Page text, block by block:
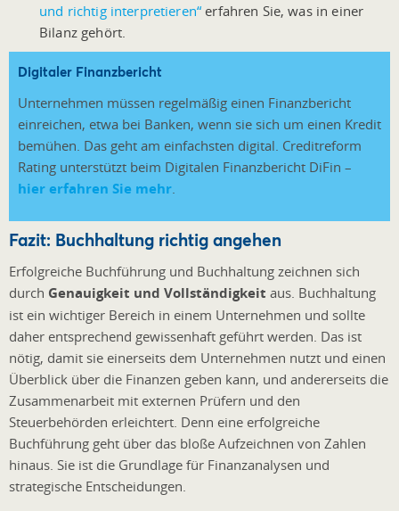
und richtig interpretieren“ erfahren Sie, was in einer
Bilanz gehört.
Digitaler Finanzbericht
Unternehmen müssen regelmäßig einen Finanzbericht
einreichen, etwa bei Banken, wenn sie sich um einen Kredit
bemühen. Das geht am einfachsten digital. Creditreform
Rating unterstützt beim Digitalen Finanzbericht DiFin –
hier erfahren Sie mehr
Fazit: Buchhaltung richtig angehen
Erfolgreiche Buchführung und Buchhaltung zeichnen sich
durch Genauigkeit und Vollständigkeit aus. Buchhaltung
ist ein wichtiger Bereich in einem Unternehmen und sollte
daher entsprechend gewissenhaft geführt werden. Das ist
nötig, damit sie einerseits dem Unternehmen nutzt und einen
Überblick über die Finanzen geben kann, und andererseits die
Zusammenarbeit mit externen Prüfern und den
Steuerbehörden erleichtert. Denn eine erfolgreiche
Buchführung geht über das bloße Aufzeichnen von Zahlen
hinaus. Sie ist die Grundlage für Finanzanalysen und
strategische Entscheidungen.